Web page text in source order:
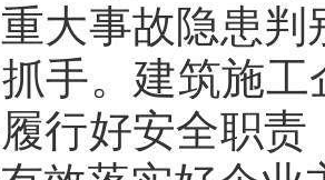
大事故隐患
手。建筑施
行好安全职